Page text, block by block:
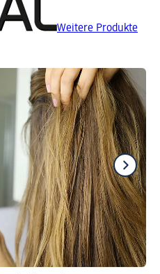
Weitere Produkte